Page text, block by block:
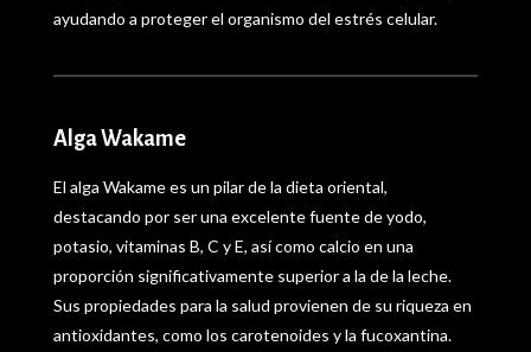
ayudando a proteger el organismo del estrés celular.
Alga Wakame
El alga Wakame es un pilar de la dieta oriental,
destacando por ser una excelente fuente de yodo,
potasio, vitaminas B, C y E, así como calcio en una
proporción significativamente superior a la de la leche.
Sus propiedades para la salud provienen de su riqueza en
antioxidantes, como los carotenoides y la fucoxantina.